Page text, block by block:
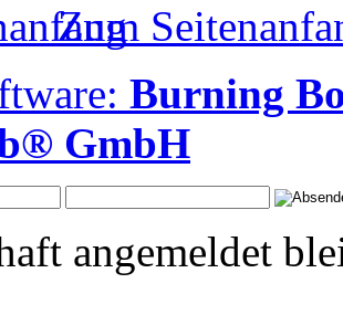
Zum
Burning
GmbH
angemeldet